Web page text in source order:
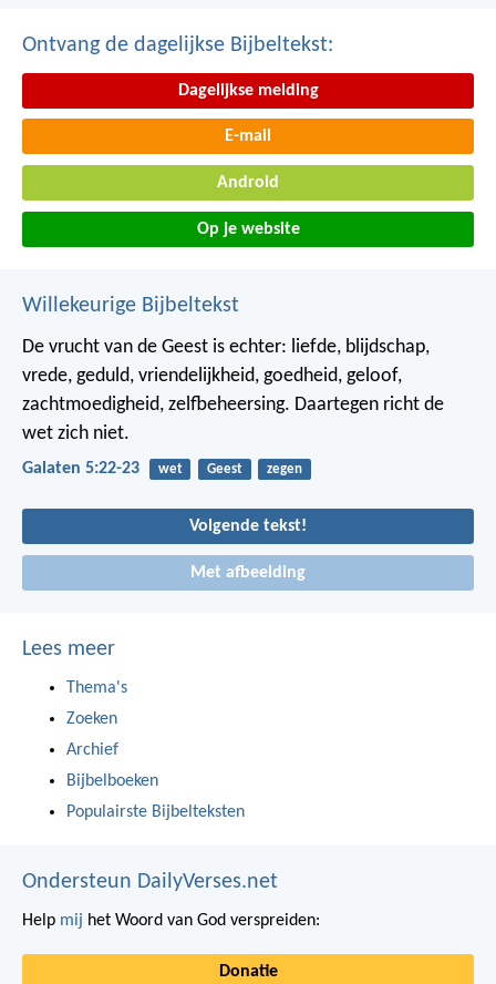
Ontvang de dagelijkse Bijbeltekst:
Dagelijkse melding
E-mail
Android
Op je website
Willekeurige Bijbeltekst
De vrucht van de Geest is echter: liefde, blijdschap,
vrede, geduld, vriendelijkheid, goedheid, geloof,
zachtmoedigheid, zelfbeheersing. Daartegen richt de
wet zich niet.
Galaten 5:22-23 wet Geest zegen
Volgende tekst!
Met afbeelding
Lees meer
Thema's
Zoeken
Archief
Bijbelboeken
Populairste Bijbelteksten
Ondersteun DailyVerses.net
Help mij het Woord van God verspreiden:
Donatie